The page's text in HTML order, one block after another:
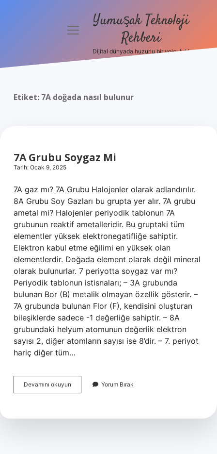
Politikası
menüyüYumuşak Teknoloji
Rehberi
Dijital dünyada huzurlu bir yolculuk!
Etiket: 7A doğada nasıl bulunur
7A Grubu Soygaz Mi
Tarih: Ocak 9, 2025
7A gaz mı? 7A Grubu Halojenler olarak adlandırılır.
8A Grubu Soy Gazları bu grupta yer alır. 7A grubu
ametal mi? Halojenler periyodik tablonun 7A
grubunun reaktif ametalleridir. Bu gruptaki tüm
elementler yüksek elektronegatifliğe sahiptir.
Elektron kabul etme eğilimi en yüksek olan
elementlerdir. Doğada element olarak değil mineral
olarak bulunurlar. 7 periyotta soygaz var mı?
Periyodik tablonun istisnaları; – 3A grubunda
bulunan Bor (B) metalik olmayan özellik gösterir. –
7A grubunda bulunan Flor (F), kendisini oluşturan
bileşiklerde sadece -1 değerliğe sahiptir. – 8A
grubundaki helyum atomunun değerlik elektron
sayısı 2, diğer atomların sayısı ise 8’dir. – 7. periyot
hariç diğer tüm…
Devamını okuyun
Grubu
Yorum Bırak